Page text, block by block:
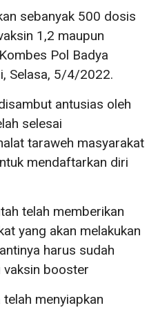
sebanyak 500 dosis
1,2 maupun
Pol Badya
Selasa, 5/4/2022.
antusias oleh
selesai
taraweh masyarakat
mendaftarkan diri
telah memberikan
yang akan melakukan
harus sudah
vaksin booster
telah menyiapkan